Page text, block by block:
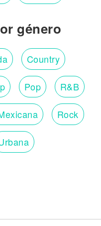
género
Country
Pop R&B
Rock